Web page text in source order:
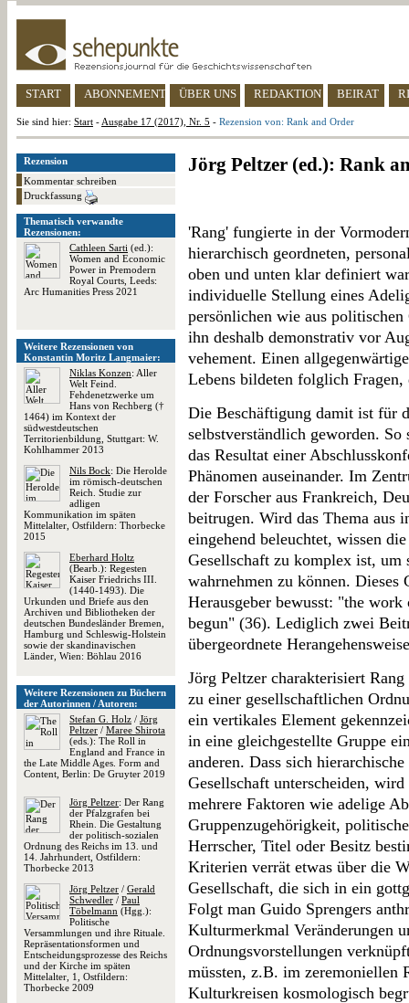
START ABONNEMENT ÜBER UNS REDAKTION BEIRAT
Sie sind hier: Start - Ausgabe 17 (2017), Nr. 5 - Rezension von: Rank and Order
Rezension
Kommentar schreiben
Druckfassung
Thematisch verwandte
Rezensionen:
Cathleen Sarti (ed.):
Women and Economic
Power in Premodern
Royal Courts, Leeds:
Arc Humanities Press 2021
Weitere Rezensionen von
Konstantin Moritz Langmaier:
Niklas Konzen: Aller
Welt Feind.
Fehdenetzwerke um
Hans von Rechberg (†
1464) im Kontext der
südwestdeutschen
Territorienbildung, Stuttgart: W.
Kohlhammer 2013
Nils Bock: Die Herolde
im römisch-deutschen
Reich. Studie zur
adligen
Kommunikation im späten
Mittelalter, Ostfildern: Thorbecke
2015
Eberhard Holtz
(Bearb.): Regesten
Kaiser Friedrichs III.
(1440-1493). Die
Urkunden und Briefe aus den
Archiven und Bibliotheken der
deutschen Bundesländer Bremen,
Hamburg und Schleswig-Holstein
sowie der skandinavischen
Länder, Wien: Böhlau 2016
Weitere Rezensionen zu Büchern
der Autorinnen / Autoren:
Stefan G. Holz / Jörg
Peltzer / Maree Shirota
(eds.): The Roll in
England and France in
the Late Middle Ages. Form and
Content, Berlin: De Gruyter 2019
Jörg Peltzer: Der Rang
der Pfalzgrafen bei
Rhein. Die Gestaltung
der politisch-sozialen
Ordnung des Reichs im 13. und
14. Jahrhundert, Ostfildern:
Thorbecke 2013
Jörg Peltzer / Gerald
Schwedler / Paul
Töbelmann (Hgg.):
Politische
Versammlungen und ihre Rituale.
Repräsentationsformen und
Entscheidungsprozesse des Reichs
und der Kirche im späten
Mittelalter, 1, Ostfildern:
Thorbecke 2009
Jörg Peltzer (ed.): Rank
'Rang' fungierte in der
hierarchisch geordneten,
oben und unten klar definiert
individuelle Stellung eines
persönlichen wie aus
ihn deshalb demonstrativ vor
vehement. Einen
Lebens bildeten folglich
Die Beschäftigung damit ist für
selbstverständlich geworden.
das Resultat einer
Phänomen auseinander. Im
der Forscher aus Frankreich,
beitrugen. Wird das Thema aus
eingehend beleuchtet, wissen
Gesellschaft zu komplex ist, um
wahrnehmen zu können. Dieses
Herausgeber bewusst: "the
begun" (36). Lediglich zwei
übergeordnete
Jörg Peltzer charakterisiert
zu einer gesellschaftlichen
ein vertikales Element
in eine gleichgestellte Gruppe
anderen. Dass sich
Gesellschaft unterscheiden,
mehrere Faktoren wie adelige
Gruppenzugehörigkeit,
Herrscher, Titel oder Besitz
Kriterien verrät etwas über die
Gesellschaft, die sich in ein
Folgt man Guido Sprengers
Kulturmerkmal Veränderungen
Ordnungsvorstellungen
müssten, z.B. im zeremoniellen
Kulturkreisen kosmologisch